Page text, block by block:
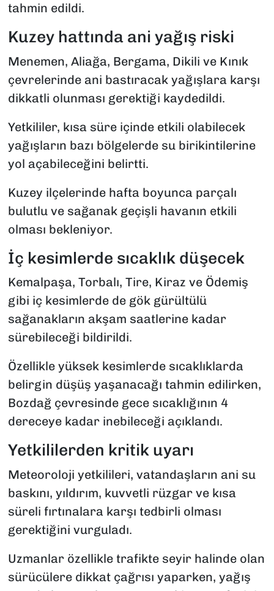
tahmin edildi.
Kuzey hattında ani yağış riski
Menemen, Aliağa, Bergama, Dikili ve Kınık
çevrelerinde ani bastıracak yağışlara karşı
dikkatli olunması gerektiği kaydedildi.
Yetkililer, kısa süre içinde etkili olabilecek
yağışların bazı bölgelerde su birikintilerine
yol açabileceğini belirtti.
Kuzey ilçelerinde hafta boyunca parçalı
bulutlu ve sağanak geçişli havanın etkili
olması bekleniyor.
İç kesimlerde sıcaklık düşecek
Kemalpaşa, Torbalı, Tire, Kiraz ve Ödemiş
gibi iç kesimlerde de gök gürültülü
sağanakların akşam saatlerine kadar
sürebileceği bildirildi.
Özellikle yüksek kesimlerde sıcaklıklarda
belirgin düşüş yaşanacağı tahmin edilirken,
Bozdağ çevresinde gece sıcaklığının 4
dereceye kadar inebileceği açıklandı.
Yetkililerden kritik uyarı
Meteoroloji yetkilileri, vatandaşların ani su
baskını, yıldırım, kuvvetli rüzgar ve kısa
süreli fırtınalara karşı tedbirli olması
gerektiğini vurguladı.
Uzmanlar özellikle trafikte seyir halinde olan
sürücülere dikkat çağrısı yaparken, yağış